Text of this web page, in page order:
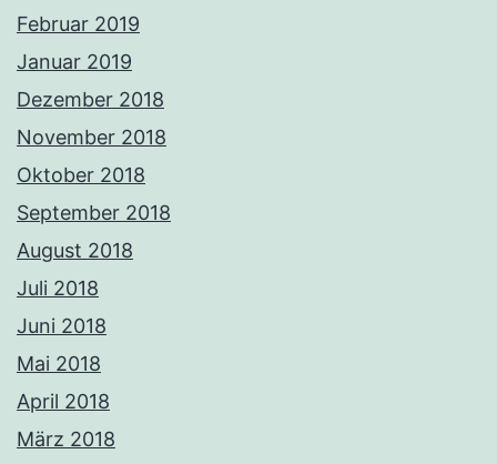
Februar 2019
Januar 2019
Dezember 2018
November 2018
Oktober 2018
September 2018
August 2018
Juli 2018
Juni 2018
Mai 2018
April 2018
März 2018